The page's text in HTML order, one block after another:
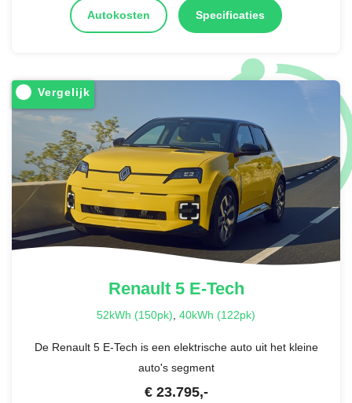
Autokosten Specificaties
Vergelijk
Renault5 E-Tech
52kWh (150pk), 40kWh (122pk)
De Renault 5 E-Tech is een elektrische auto uit het kleine
auto's segment
€ 23.795,-